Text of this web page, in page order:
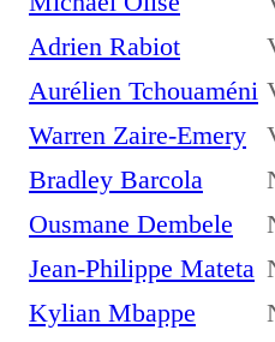
Adrien Rabiot
Aurélien Tchouaméni
Warren Zaire-Emery
Bradley Barcola
Ousmane Dembele
Jean-Philippe Mateta
Kylian Mbappe